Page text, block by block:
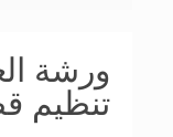
ورشة
تنظيم